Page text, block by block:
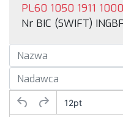
PL60 1050 1911
Nr BIC (SWIFT)
12pt